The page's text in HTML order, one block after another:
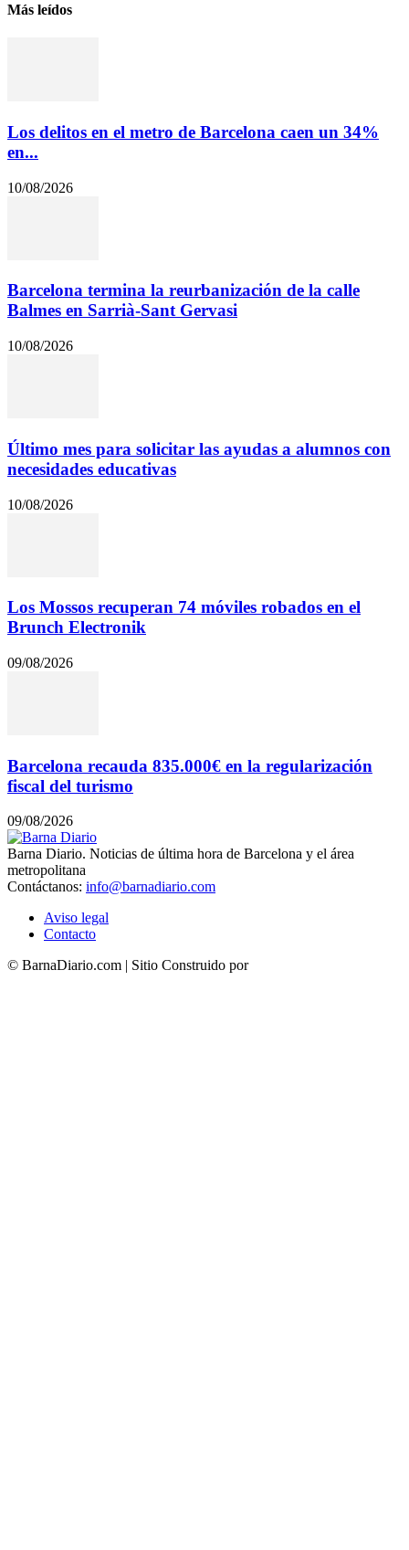
Más leídos
Los delitos en el metro de Barcelona caen un 34%
en...
10/08/2026
Barcelona termina la reurbanización de la calle
Balmes en Sarrià-Sant Gervasi
10/08/2026
Último mes para solicitar las ayudas a alumnos con
necesidades educativas
10/08/2026
Los Mossos recuperan 74 móviles robados en el
Brunch Electronik
09/08/2026
Barcelona recauda 835.000€ en la regularización
fiscal del turismo
09/08/2026
Barna Diario. Noticias de última hora de Barcelona y el área
metropolitana
Contáctanos: info@barnadiario.com
Aviso legal
Contacto
© BarnaDiario.com | Sitio Construido por